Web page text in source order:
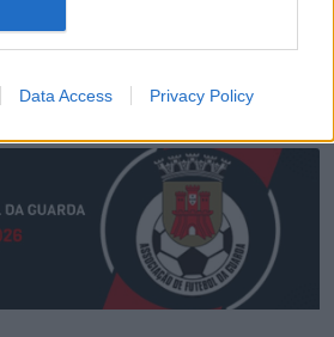
Data Access Privacy Policy
| Guarda | agosto 2026